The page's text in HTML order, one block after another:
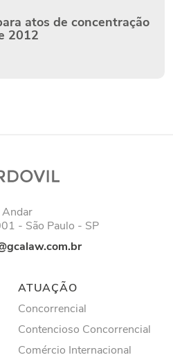
atos de concentração
2012
- São Paulo - SP
ATUAÇÃO
Concorrencial
Contencioso Concorrencial
Comércio Internacional